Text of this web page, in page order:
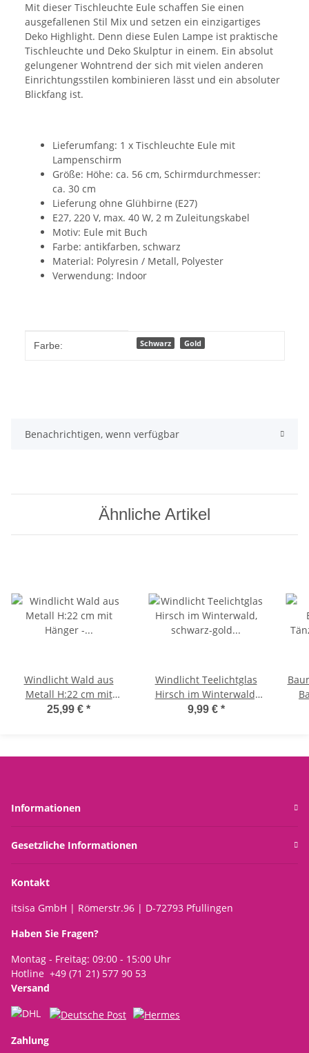
Mit dieser Tischleuchte Eule schaffen Sie einen
ausgefallenen Stil Mix und setzen ein einzigartiges
Deko Highlight. Denn diese Eulen Lampe ist praktische
Tischleuchte und Deko Skulptur in einem. Ein absolut
gelungener Wohntrend der sich mit vielen anderen
Einrichtungsstilen kombinieren lässt und ein absoluter
Blickfang ist.
Lieferumfang: 1 x Tischleuchte Eule mit
Lampenschirm
Größe: Höhe: ca. 56 cm, Schirmdurchmesser:
ca. 30 cm
Lieferung ohne Glühbirne (E27)
E27, 220 V, max. 40 W, 2 m Zuleitungskabel
Motiv: Eule mit Buch
Farbe: antikfarben, schwarz
Material: Polyresin / Metall, Polyester
Verwendung: Indoor
Produkteigenschaft
Wert
Farbe: Schwarz Gold
Benachrichtigen, wenn verfügbar
Ähnliche Artikel
Windlicht Wald aus
Metall H:22 cm mit
Hänger - Tischdeko
25,99 € *
Windlicht Teelichtglas
Hirsch im Winterwald,
schwarz-gold (2er Set) -
9,99 € *
Informationen
Gesetzliche Informationen
Kontakt
itsisa GmbH | Römerstr.96 | D-72793 Pfullingen
Haben Sie Fragen?
Montag - Freitag: 09:00 - 15:00 Uhr
Hotline +49 (71 21) 577 90 53
Versand
Zahlung